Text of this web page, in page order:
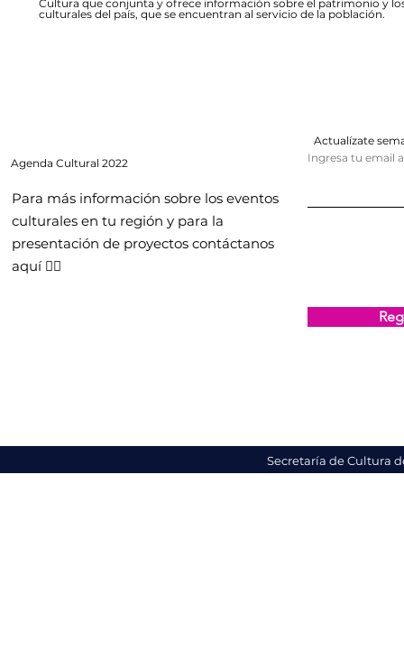
Cultura que conjunta y ofrece información sobre el patrimonio y
culturales del país, que se encuentran al servicio de la población.
Agenda Cultural 2022
Para más información sobre los eventos
culturales en tu región y para la
presentación de proyectos contáctanos
aquí 👇🏻
Actualízate
Ingresa tu email
Secretaría de Cultura